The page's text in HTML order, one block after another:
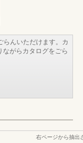
らんいただけます。カ
がらカタログをごら
右ページから抽出